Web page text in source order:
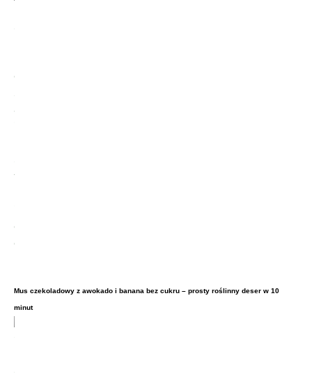
Mus czekoladowy z awokado i banana bez cukru – prosty roślinny deser w 10
minut